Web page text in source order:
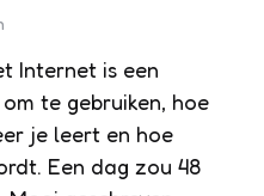
Internet is een
te gebruiken, hoe
je leert en hoe
Een dag zou 48